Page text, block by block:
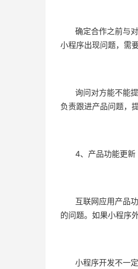
确定合作之前与
小程序出现问题，需
询问对方能不能
负责跟进产品问题，
4、产品功能更新
互联网应用产品
的问题。如果小程序
小程序开发不一